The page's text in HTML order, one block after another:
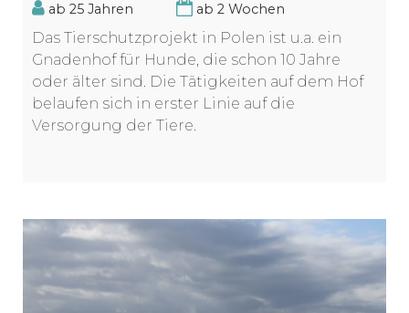
ab 25 Jahren ab 2 Wochen
Das Tierschutzprojekt in Polen ist u.a. ein
Gnadenhof für Hunde, die schon 10 Jahre
oder älter sind. Die Tätigkeiten auf dem Hof
belaufen sich in erster Linie auf die
Versorgung der Tiere.